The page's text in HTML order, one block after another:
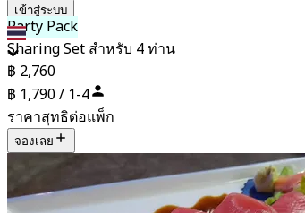
เข้าสู่ระบบ
th
Party Pack
Sharing Set สำหรับ 4 ท่าน
฿ 2,760
฿ 1,790 / 1-4
ราคาสุทธิต่อแพ็ก
จองเลย